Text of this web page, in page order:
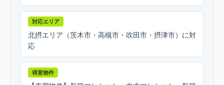
対応エリア
北摂エリア（茨木市・高槻市・吹田市・摂津市）に対
応
得意物件